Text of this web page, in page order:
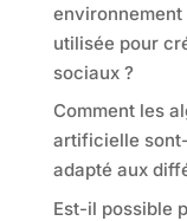
utilisée pour
sociaux ?
Comment les
artificielle
adapté aux
Est-il possible